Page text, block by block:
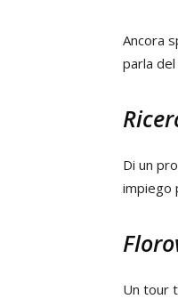
Ancora
parla
Di un
impiego
Un tour